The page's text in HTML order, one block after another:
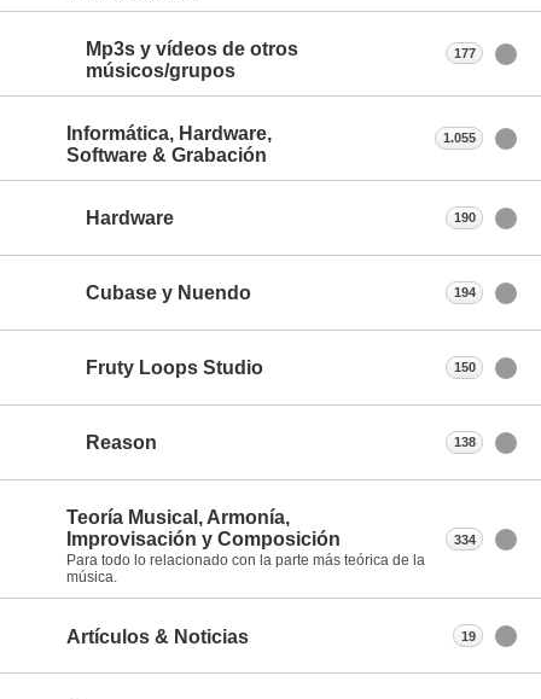
Mp3s y vídeos de otros
músicos/grupos
177
Informática, Hardware,
Software & Grabación
1.055
Hardware 190
Cubase y Nuendo 194
Fruty Loops Studio 150
Reason 138
Teoría Musical, Armonía,
Improvisación y Composición
Para todo lo relacionado con la parte más teórica de la
música.
334
Artículos & Noticias 19